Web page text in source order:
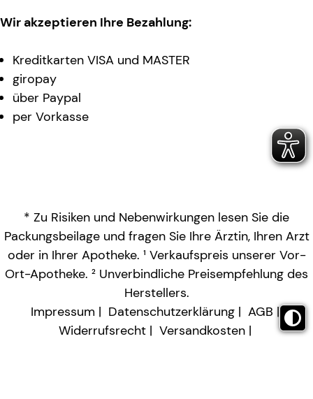
Wir akzeptieren Ihre Bezahlung:
Kreditkarten VISA und MASTER
giropay
über Paypal
per Vorkasse
* Zu Risiken und Nebenwirkungen lesen Sie die
Packungsbeilage und fragen Sie Ihre Ärztin, Ihren Arzt
oder in Ihrer Apotheke. ¹ Verkaufspreis unserer Vor-
Ort-Apotheke. ² Unverbindliche Preisempfehlung des
Herstellers.
Impressum
Datenschutzerklärung
AGB
Widerrufsrecht
Versandkosten